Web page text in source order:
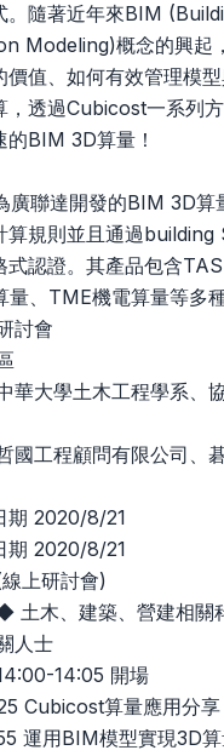
。隨著近年來BIM
Modeling)概念的興起
價值、如何有效管理模
，透過Cubicost一系列方
的BIM 3D算量！
廣聯達開發的BIM 3D算
算規則並且通過
式認證。其產品包含TAS
量、TME機電算量等多種
討會
華大學土木工程學系、
國工程顧問有限公司、
期 2020/8/21
期 2020/8/21
上研討會)
土木、建築、營建相關
人士
14:05 開場
Cubicost算量應用分
運用BIM模型實現3D